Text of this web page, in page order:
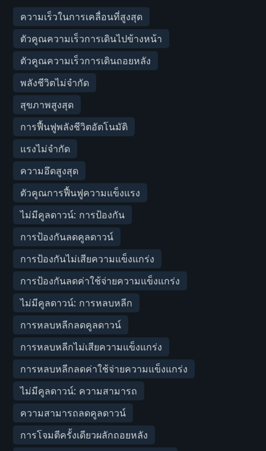
ความเร็วในการเคลื่อนที่สูงสุด
ตัวคูณความเร็วการเดินไปข้างหน้า
ตัวคูณความเร็วการเดินถอยหลัง
พลังชีวิตไม่จำกัด
สุขภาพสูงสุด
การฟื้นฟูพลังชีวิตอัตโนมัติ
แรงไม่จำกัด
ความอึดสูงสุด
ตัวคูณการฟื้นฟูความแข็งแรง
ไม่มีคูลดาวน์: การป้องกัน
การป้องกันลดคูลดาวน์
การป้องกันไม่เสียความแข็งแกร่ง
การป้องกันลดค่าใช้จ่ายความแข็งแกร่ง
ไม่มีคูลดาวน์: การหลบหลีก
การหลบหลีกลดคูลดาวน์
การหลบหลีกไม่เสียความแข็งแกร่ง
การหลบหลีกลดค่าใช้จ่ายความแข็งแกร่ง
ไม่มีคูลดาวน์: ความสามารถ
ความสามารถลดคูลดาวน์
การโจมตีครั้งเดียวผลักถอยหลัง